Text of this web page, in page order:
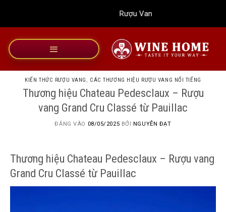
dung
Rượu Vang Wine Home
KIẾN THỨC RƯỢU VANG , CÁC THƯƠNG HIỆU RƯỢU VANG NỔI TIẾNG
Thương hiệu Chateau Pedesclaux – Rượu
vang Grand Cru Classé từ Pauillac
ĐĂNG VÀO 08/05/2025 BỞI NGUYỄN ĐẠT
Thương hiệu Chateau Pedesclaux – Rượu vang
Grand Cru Classé từ Pauillac